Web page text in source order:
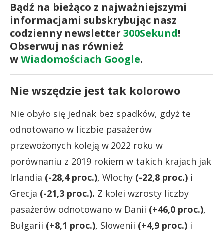
Bądź na bieżąco z najważniejszymi
informacjami subskrybując nasz
codzienny newsletter 300Sekund!
Obserwuj nas również
wWiadomościach Google.
Nie wszędzie jest tak kolorowo
Nie obyło się jednak bez spadków, gdyż te
odnotowano w liczbie pasażerów
przewożonych koleją w 2022 roku w
porównaniu z 2019 rokiem w takich krajach jak
Irlandia (-28,4 proc.), Włochy (-22,8 proc.) i
Grecja (-21,3 proc.). Z kolei wzrosty liczby
pasażerów odnotowano w Danii (+46,0 proc.),
Bułgarii (+8,1 proc.), Słowenii (+4,9 proc.) i